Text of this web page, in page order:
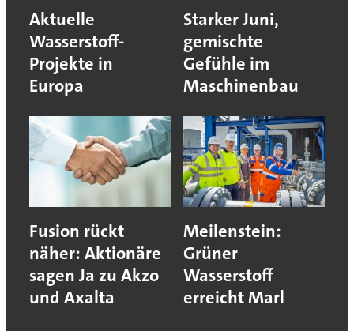
Aktuelle
Wasserstoff-
Projekte in
Europa
Starker Juni,
gemischte
Gefühle im
Maschinenbau
Fusion rückt
näher: Aktionäre
sagen Ja zu Akzo
und Axalta
Meilenstein:
Grüner
Wasserstoff
erreicht Marl